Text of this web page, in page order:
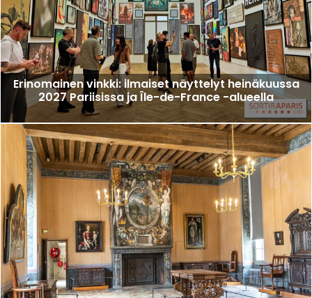
Erinomainen vinkki: ilmaiset näyttelyt heinäkuussa
2027 Pariisissa ja Île-de-France -alueella